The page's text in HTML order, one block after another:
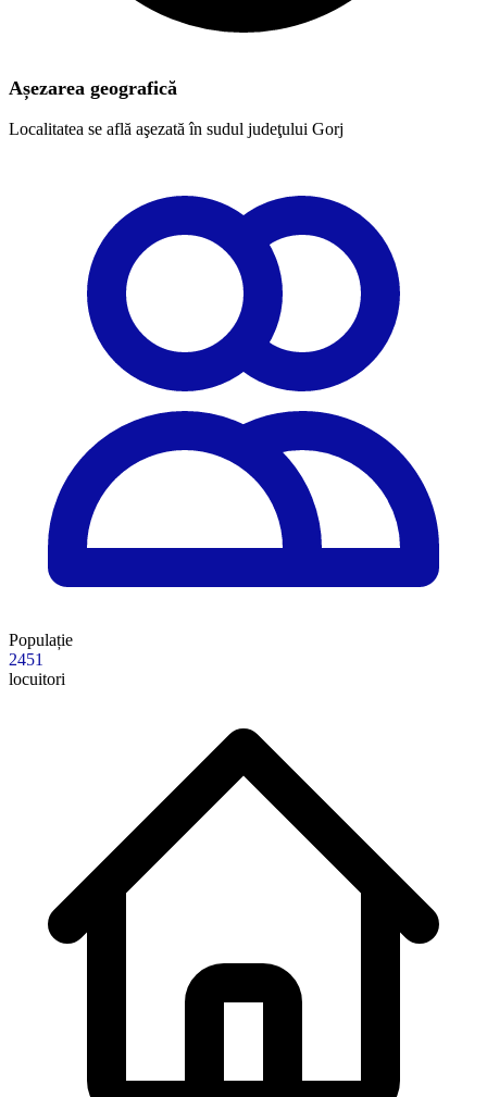
Așezarea geografică
Localitatea se află aşezată în sudul judeţului Gorj
Populație
2451
locuitori